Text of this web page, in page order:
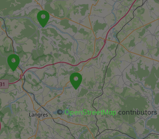
©OpenStreetMapcontributors